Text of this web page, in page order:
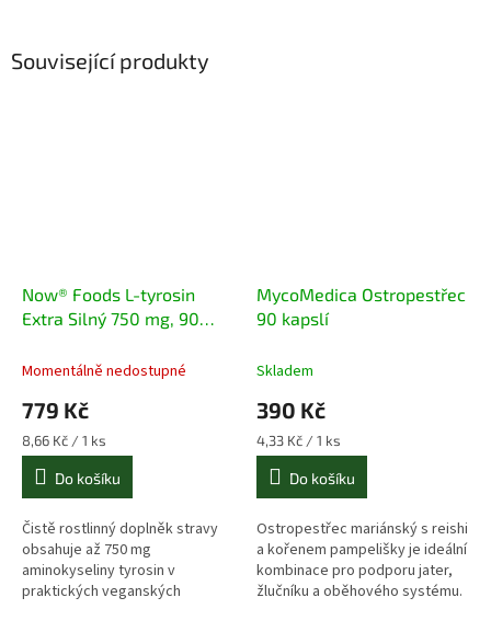
Související produkty
Now® Foods L-tyrosin
Extra Silný 750 mg, 90
Momentálně nedostupné
779 Kč
Měrná
cena:
8,66 Kč / 1 ks
Do košíku
Čistě rostlinný doplněk stravy
obsahuje až 750 mg
aminokyseliny tyrosin v
praktických veganských
MycoMedica Ostropestřec
90 kapslí
Skladem
390 Kč
Měrná
cena:
4,33 Kč / 1 ks
Do košíku
Ostropestřec mariánský s reishi
a kořenem pampelišky je ideální
kombinace pro podporu jater,
žlučníku a oběhového systému.